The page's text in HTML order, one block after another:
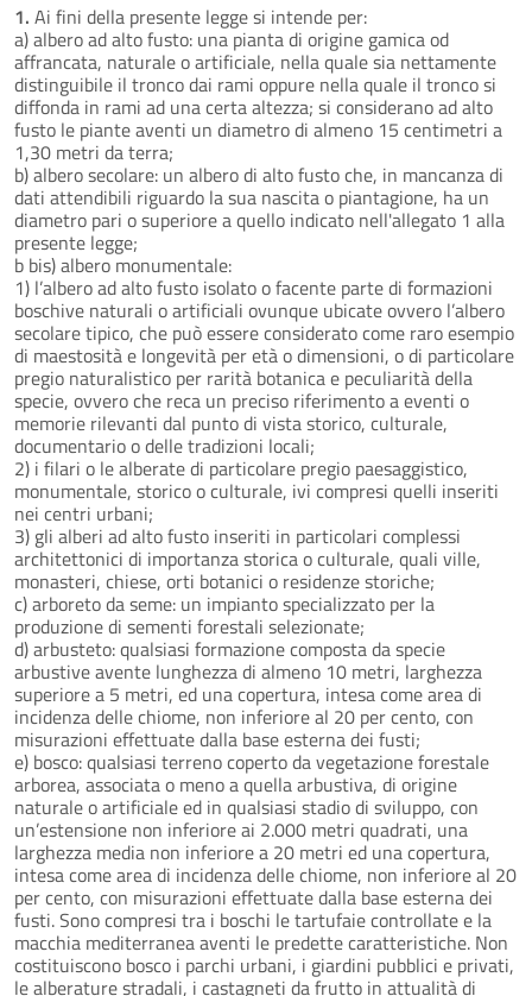
1. Ai fini della presente legge si intende per:
a) albero ad alto fusto: una pianta di origine gamica od
affrancata, naturale o artificiale, nella quale sia nettamente
distinguibile il tronco dai rami oppure nella quale il tronco si
diffonda in rami ad una certa altezza; si considerano ad alto
fusto le piante aventi un diametro di almeno 15 centimetri a
1,30 metri da terra;
b) albero secolare: un albero di alto fusto che, in mancanza di
dati attendibili riguardo la sua nascita o piantagione, ha un
diametro pari o superiore a quello indicato nell'allegato 1 alla
presente legge;
b bis) albero monumentale:
1) l’albero ad alto fusto isolato o facente parte di formazioni
boschive naturali o artificiali ovunque ubicate ovvero l’albero
secolare tipico, che può essere considerato come raro esempio
di maestosità e longevità per età o dimensioni, o di particolare
pregio naturalistico per rarità botanica e peculiarità della
specie, ovvero che reca un preciso riferimento a eventi o
memorie rilevanti dal punto di vista storico, culturale,
documentario o delle tradizioni locali;
2) i filari o le alberate di particolare pregio paesaggistico,
monumentale, storico o culturale, ivi compresi quelli inseriti
nei centri urbani;
3) gli alberi ad alto fusto inseriti in particolari complessi
architettonici di importanza storica o culturale, quali ville,
monasteri, chiese, orti botanici o residenze storiche;
c) arboreto da seme: un impianto specializzato per la
produzione di sementi forestali selezionate;
d) arbusteto: qualsiasi formazione composta da specie
arbustive avente lunghezza di almeno 10 metri, larghezza
superiore a 5 metri, ed una copertura, intesa come area di
incidenza delle chiome, non inferiore al 20 per cento, con
misurazioni effettuate dalla base esterna dei fusti;
e) bosco: qualsiasi terreno coperto da vegetazione forestale
arborea, associata o meno a quella arbustiva, di origine
naturale o artificiale ed in qualsiasi stadio di sviluppo, con
un’estensione non inferiore ai 2.000 metri quadrati, una
larghezza media non inferiore a 20 metri ed una copertura,
intesa come area di incidenza delle chiome, non inferiore al 20
per cento, con misurazioni effettuate dalla base esterna dei
fusti. Sono compresi tra i boschi le tartufaie controllate e la
macchia mediterranea aventi le predette caratteristiche. Non
costituiscono bosco i parchi urbani, i giardini pubblici e privati,
le alberature stradali, i castagneti da frutto in attualità di